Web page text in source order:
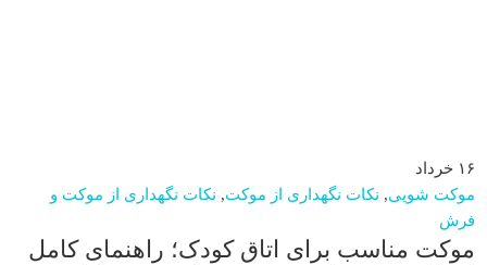
۱۶ خرداد
موکت شویی, نکات نگهداری از موکت, نکات نگهداری از موکت و
فرش
موکت مناسب برای اتاق کودک؛ راهنمای کامل